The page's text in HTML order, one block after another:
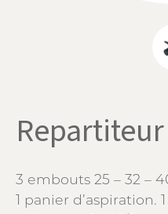
3 embouts 25 – 32 –
1 panier d’aspiration.